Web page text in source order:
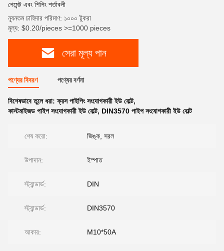
পেমেন্ট এবং শিপিং শর্তাবলী
ন্যূনতম চাহিদার পরিমাণ: ১০০০ টুকরা
মূল্য: $0.20/pieces >=1000 pieces
সেরা মূল্য পান
পণ্যের বিবরণ পণ্যের বর্ণনা
বিশেষভাবে তুলে ধরা:ক্রস পাইপিং সংযোগকারী ইউ বোল্ট,
কাস্টমাইজড পাইপ সংযোগকারী ইউ বোল্ট, DIN3570 পাইপ সংযোগকারী ইউ বোল্ট
শেষ করো: জিঙ্ক, সরল
উপাদান: ইস্পাত
স্ট্যান্ডার্ড: DIN
স্ট্যান্ডার্ড: DIN3570
আকার: M10*50A